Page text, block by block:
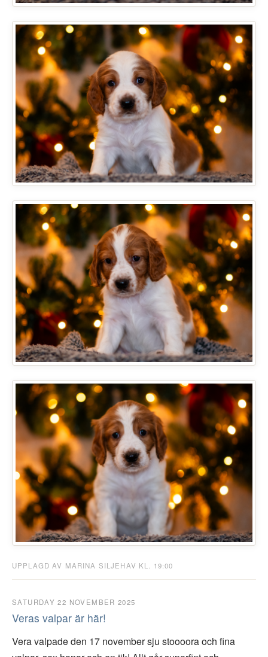
UPPLAGD AV MARINA SILJEHAV KL. 19:00
SATURDAY 22 NOVEMBER 2025
Veras valpar är här!
Vera valpade den 17 november sju stoooora och fina